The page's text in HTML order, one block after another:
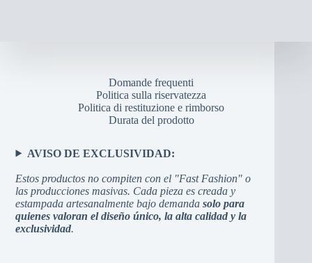
Domande frequenti
Politica sulla riservatezza
Politica di restituzione e rimborso
Durata del prodotto
AVISO DE EXCLUSIVIDAD:
Estos productos no compiten con el "Fast Fashion" o
las producciones masivas. Cada pieza es creada y
estampada artesanalmente bajo demandasolo para
quienes valoran el diseño único, la alta calidad y la
exclusividad.